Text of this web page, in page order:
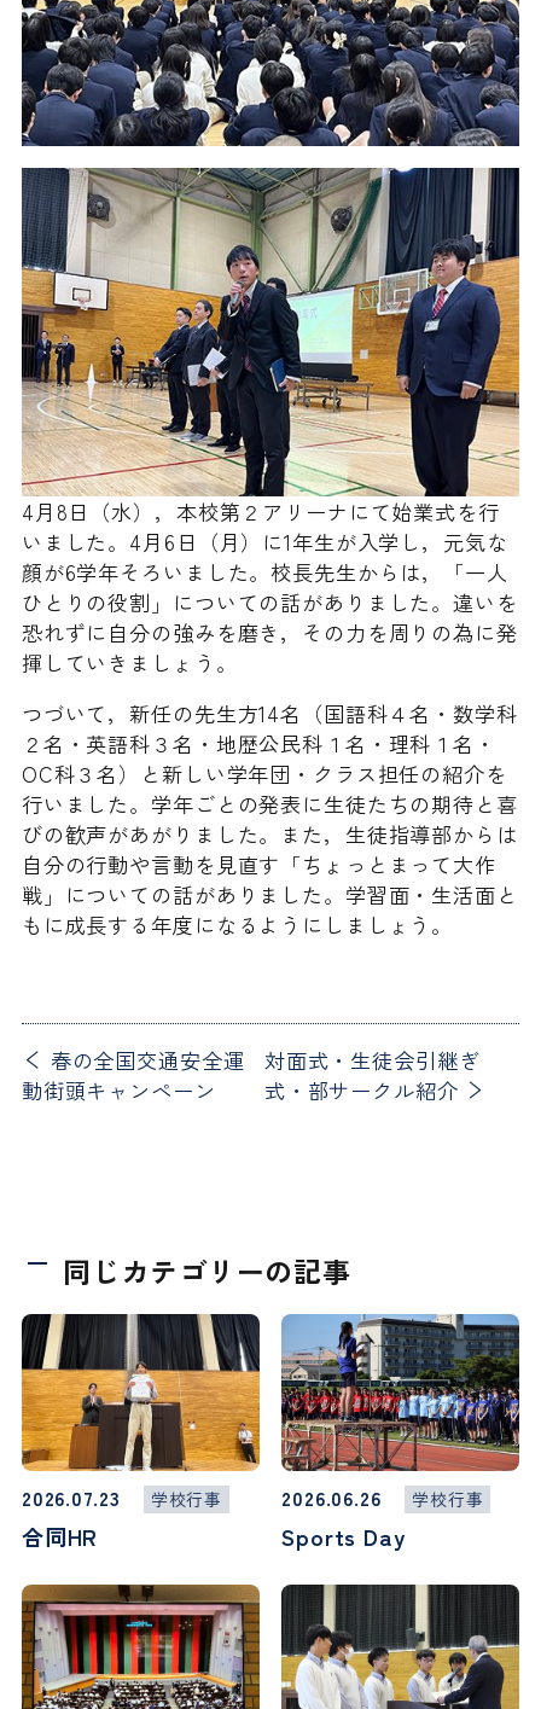
過去入試問題
お知らせ
4月8日（水），本校第２アリーナにて始業式を行
いました。4月6日（月）に1年生が入学し，元気な
顔が6学年そろいました。校長先生からは，「一人
ひとりの役割」についての話がありました。違いを
恐れずに自分の強みを磨き，その力を周りの為に発
揮していきましょう。
つづいて，新任の先生方14名（国語科４名・数学科
２名・英語科３名・地歴公民科１名・理科１名・
OC科３名）と新しい学年団・クラス担任の紹介を
行いました。学年ごとの発表に生徒たちの期待と喜
びの歓声があがりました。また，生徒指導部からは
自分の行動や言動を見直す「ちょっとまって大作
戦」についての話がありました。学習面・生活面と
もに成長する年度になるようにしましょう。
春の全国交通安全運
動街頭キャンペーン
対面式・生徒会引継ぎ
式・部サークル紹介
同じカテゴリーの記事
2026.07.23 学校行事
合同HR
2026.06.26 学校行事
Sports Day